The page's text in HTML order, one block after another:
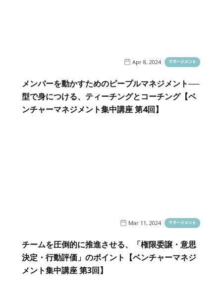
Apr 8, 2024 マネージメント
メンバーを動かすためのピープルマネジメント──
型で身につける、ティーチングとコーチング【ベ
ンチャーマネジメント集中講座 第4回】
Mar 11, 2024 マネージメント
チームを圧倒的に推進させる、「権限委譲・意思
決定・行動評価」のポイント【ベンチャーマネジ
メント集中講座 第3回】